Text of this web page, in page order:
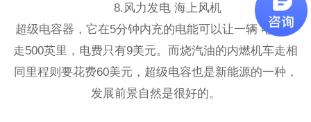
8.风力发电 海上风机
超级电容器，它在5分钟内充的电能可以让一辆 电动车
走500英里，电费只有9美元。而烧汽油的内燃机车走相
同里程则要花费60美元，超级电容也是新能源的一种，
发展前景自然是很好的。